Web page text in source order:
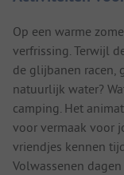
Op een warme
verfrissing. Terwijl
de glijbanen racen,
natuurlijk water?
camping. Het
voor vermaak voor
vriendjes kennen
Volwassenen